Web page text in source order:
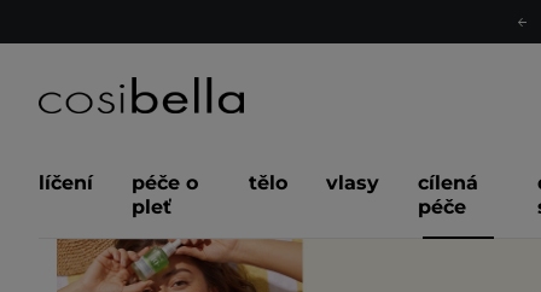
líčení
péče o
pleť
tělo vlasy
cílená
péče